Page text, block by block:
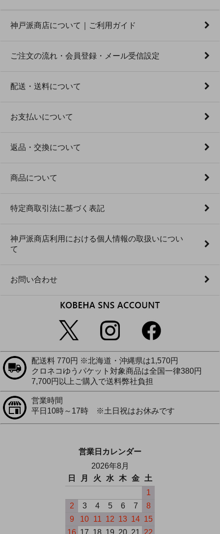
神戸派商店について｜ご利用ガイド
ご注文の流れ・会員登録・メール受信設定
配送・送料について
お支払いについて
返品・交換について
商品について
特定商取引法に基づく表記
神戸派商店利用における個人情報の取扱いについ
て
お問い合わせ
配送料 770円 ※北海道・沖縄県は1,570円
クロネコゆうパケット対象商品は全国一律380円
7,700円以上ご購入で送料弊社負担
営業時間
平日10時～17時 ※土日祝はお休みです
営業日カレンダー
2026年8月
日
月 火 水 木 金 土
1
2
3 4 5 6 7
8
9
10 11 12 13 14 15